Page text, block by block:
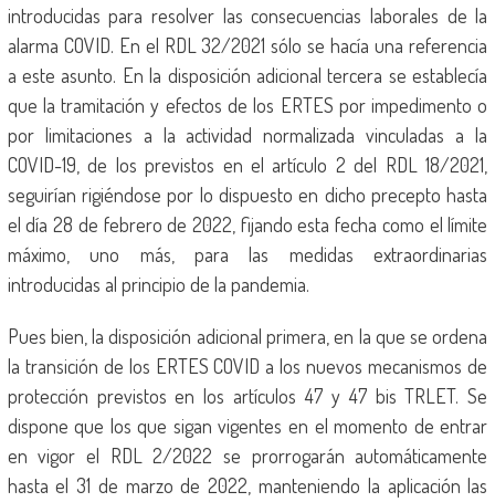
introducidas para resolver las consecuencias laborales de la
alarma COVID. En el RDL 32/2021 sólo se hacía una referencia
a este asunto. En la disposición adicional tercera se establecía
que la tramitación y efectos de los ERTES por impedimento o
por limitaciones a la actividad normalizada vinculadas a la
COVID-19, de los previstos en el artículo 2 del RDL 18/2021,
seguirían rigiéndose por lo dispuesto en dicho precepto hasta
el día 28 de febrero de 2022, fijando esta fecha como el límite
máximo, uno más, para las medidas extraordinarias
introducidas al principio de la pandemia.
Pues bien, la disposición adicional primera, en la que se ordena
la transición de los ERTES COVID a los nuevos mecanismos de
protección previstos en los artículos 47 y 47 bis TRLET. Se
dispone que los que sigan vigentes en el momento de entrar
en vigor el RDL 2/2022 se prorrogarán automáticamente
hasta el 31 de marzo de 2022, manteniendo la aplicación las